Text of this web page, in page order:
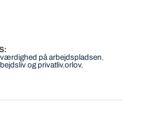
på arbejdspladsen
og privatliv orlov